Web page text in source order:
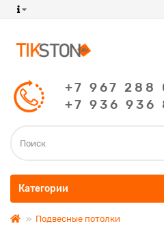
+7 967 288
+7 936 936
Категории
Подвесные потолки